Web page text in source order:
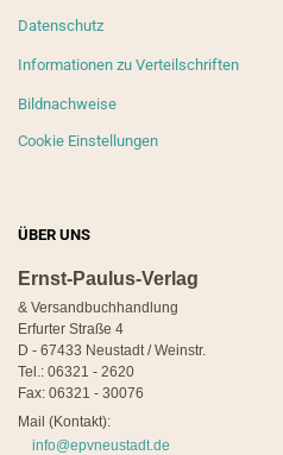
Datenschutz
Informationen zu Verteilschriften
Bildnachweise
Cookie Einstellungen
ÜBER UNS
Ernst-Paulus-Verlag
& Versandbuchhandlung
Erfurter Straße 4
D - 67433 Neustadt / Weinstr.
Tel.: 06321 - 2620
Fax: 06321 - 30076
Mail (Kontakt):
info@epvneustadt.de